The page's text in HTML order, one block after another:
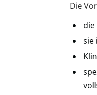
Die
die
sie